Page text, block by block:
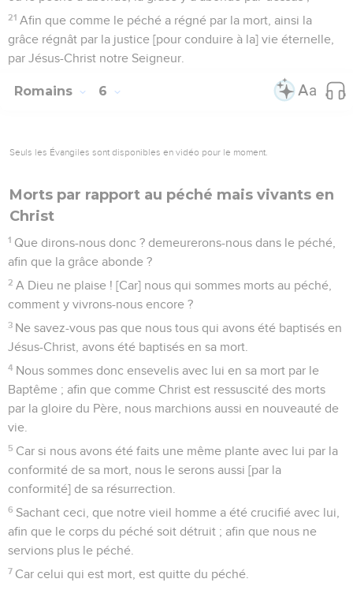
21 Afin que comme le péché a régné par la mort, ainsi la
grâce régnât par la justice [pour conduire à la] vie éternelle,
par Jésus-Christ notre Seigneur.
Romains 6
Seuls les Évangiles sont disponibles en vidéo pour le moment.
Morts par rapport au péché mais vivants en
Christ
1 Que dirons-nous donc ? demeurerons-nous dans le péché,
afin que la grâce abonde ?
2 A Dieu ne plaise ! [Car] nous qui sommes morts au péché,
comment y vivrons-nous encore ?
3 Ne savez-vous pas que nous tous qui avons été baptisés en
Jésus-Christ, avons été baptisés en sa mort.
4 Nous sommes donc ensevelis avec lui en sa mort par le
Baptême ; afin que comme Christ est ressuscité des morts
par la gloire du Père, nous marchions aussi en nouveauté de
vie.
5 Car si nous avons été faits une même plante avec lui par la
conformité de sa mort, nous le serons aussi [par la
conformité] de sa résurrection.
6 Sachant ceci, que notre vieil homme a été crucifié avec lui,
afin que le corps du péché soit détruit ; afin que nous ne
servions plus le péché.
7 Car celui qui est mort, est quitte du péché.